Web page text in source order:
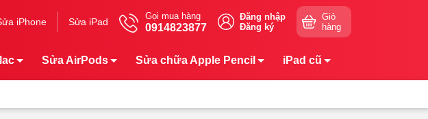
iPhone Sửa iPad
Gọi mua hàng
0914823877
Đăng nhập
Đăng ký
Giỏ
hàng
Sửa AirPods Sửa chữa Apple Pencil iPad cũ